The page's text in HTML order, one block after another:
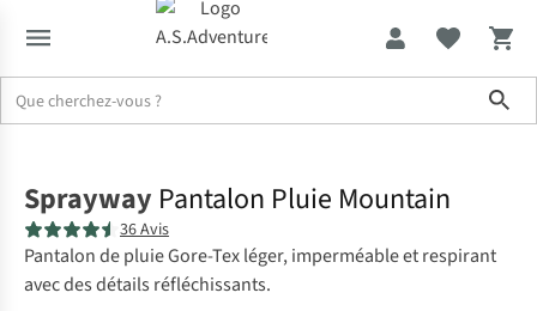
Sprayway Pantalon Pluie Mountain
36 Avis
Pantalon de pluie Gore-Tex léger, imperméable et respirant
avec des détails réfléchissants.